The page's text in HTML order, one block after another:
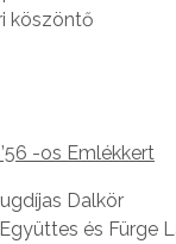
köszöntő
-os Emlékkert
Dalkör
Együttes és Fürge